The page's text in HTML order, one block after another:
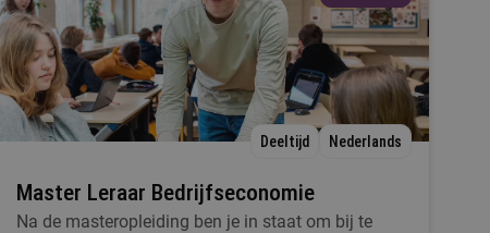
Deeltijd Nederlands
Master Leraar Bedrijfseconomie
Na de masteropleiding ben je in staat om bij te